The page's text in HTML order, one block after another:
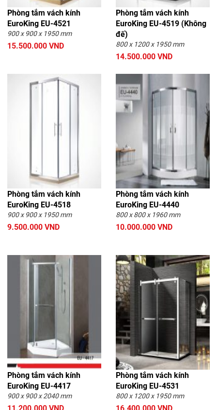
Phòng tắm vách kính
EuroKing EU-4521
900 x 900 x 1950 mm
15.500.000 VND
Phòng tắm vách kính
EuroKing EU-4519 (Không
đế)
800 x 1200 x 1950 mm
14.500.000 VND
Phòng tắm vách kính
EuroKing EU-4518
900 x 900 x 1950 mm
9.500.000 VND
Phòng tắm vách kính
EuroKing EU-4440
800 x 800 x 1960 mm
10.000.000 VND
Phòng tắm vách kính
EuroKing EU-4417
900 x 900 x 2040 mm
Phòng tắm vách kính
EuroKing EU-4531
800 x 1200 x 1950 mm